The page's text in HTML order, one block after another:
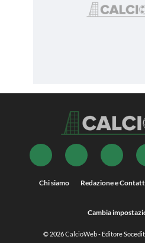
Chi siamo Redazione e
Cambia
© 2026CalcioWeb- Editore